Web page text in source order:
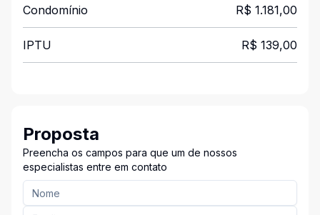
Condomínio R$ 1.181,00
IPTU R$ 139,00
Proposta
Preencha os campos para que um de nossos
especialistas entre em contato